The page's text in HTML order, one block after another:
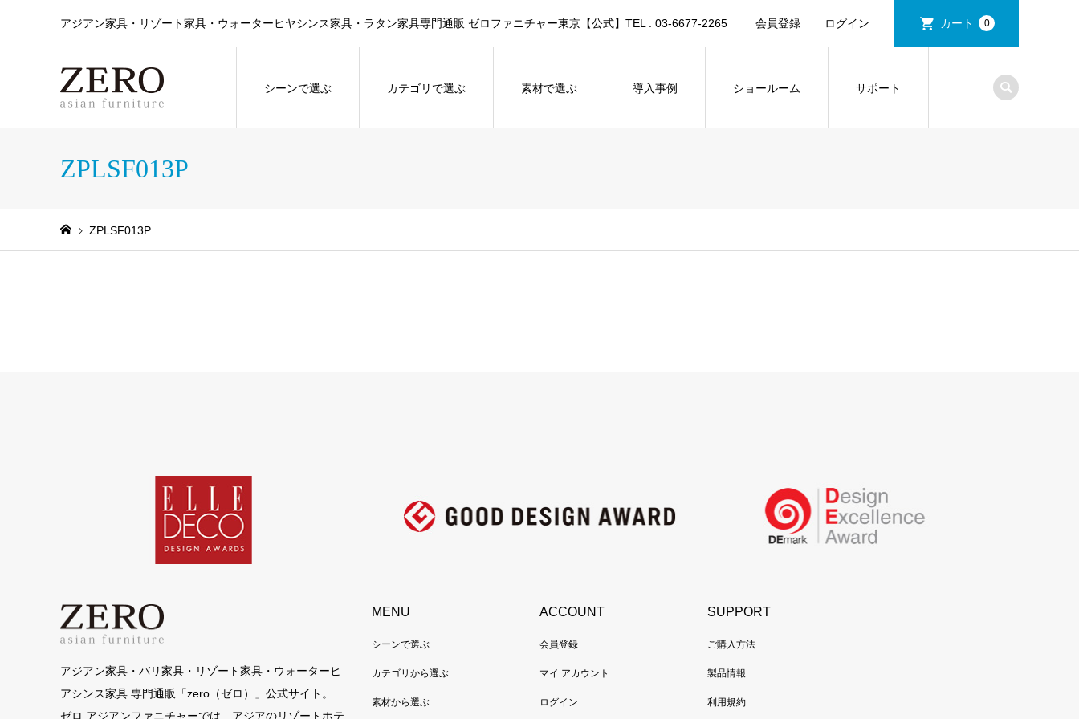
アジアン家具・リゾート家具・ウォーターヒヤシンス家具・ラタン家具専門通販 ゼロファニチャー東京【公式】TEL : 03-6677-2265 会員登録 ログイン カート 0
シーンで選ぶ カテゴリで選ぶ 素材で選ぶ 導入事例 ショールーム サポート
ZPLSF013P
ZPLSF013P
アジアン家具・バリ家具・リゾート家具・ウォーターヒ
アシンス家具 専門通販「zero（ゼロ）」公式サイト。
ゼロ アジアンファニチャーでは、アジアのリゾートホテ
MENU
シーンで選ぶ
カテゴリから選ぶ
素材から選ぶ
ACCOUNT
会員登録
マイ アカウント
ログイン
SUPPORT
ご購入方法
製品情報
利用規約